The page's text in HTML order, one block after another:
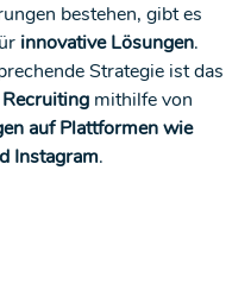
bestehen, gibt es
innovative Lösungen.
Strategie ist das
mithilfe von
auf Plattformen wie
Instagram.